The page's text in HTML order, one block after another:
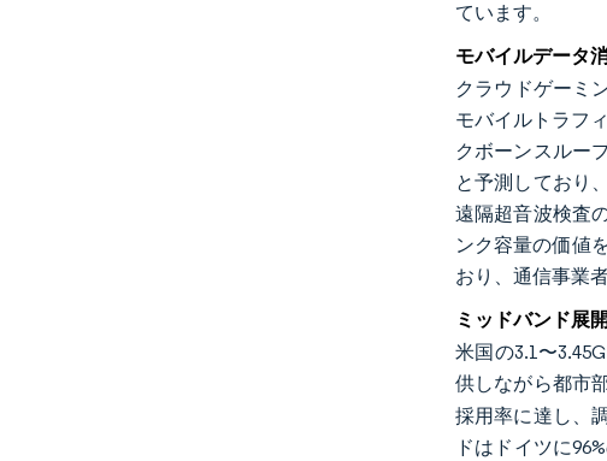
ています。
モバイルデータ
クラウドゲーミ
モバイルトラフ
クボーンスルー
と予測しており
遠隔超音波検査
ンク容量の価値
おり、通信事業
ミッドバンド展
米国の3.1〜
供しながら都市
採用率に達し、
ドはドイツに